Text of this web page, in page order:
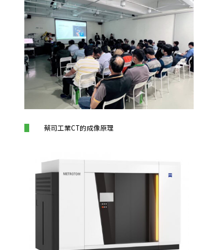
蔡司工業CT的成像原理